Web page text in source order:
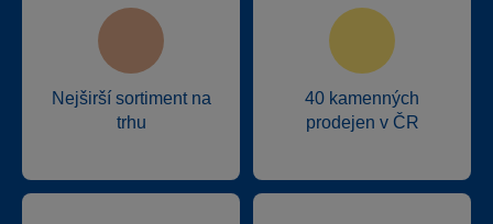
Nejširší sortiment na
trhu
40 kamenných
prodejen v ČR